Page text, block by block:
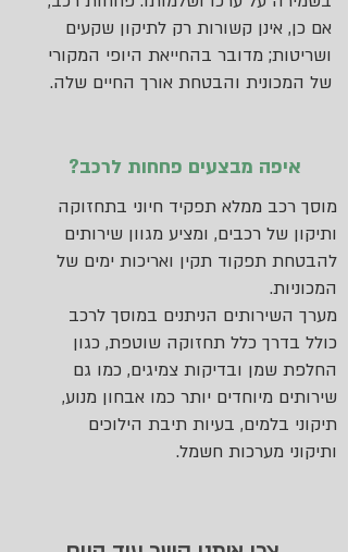
אם כן, אינן קשורות רק לתיקון שקעים
ושריטות; מדובר בהחייאת היופי המקורי
של המכונית והבטחת אורך החיים שלה.
איפה מבצעים פחחות לרכב?
מוסך רכב ממלא תפקיד חיוני בתחזוקה
ותיקון של רכבים, ומציע מגוון שירותים
להבטחת תפקוד תקין ואריכות ימים של
המכוניות.
​מערך השירותים הניתנים במוסך לרכב
כולל בדרך כלל תחזוקה שוטפת, כגון
החלפת שמן ובדיקות צמיגים, כמו גם
שירותים מיוחדים יותר כמו אבחון מנוע,
תיקוני בלמים, בעיות תיבת הילוכים
ותיקוני מערכות חשמל.